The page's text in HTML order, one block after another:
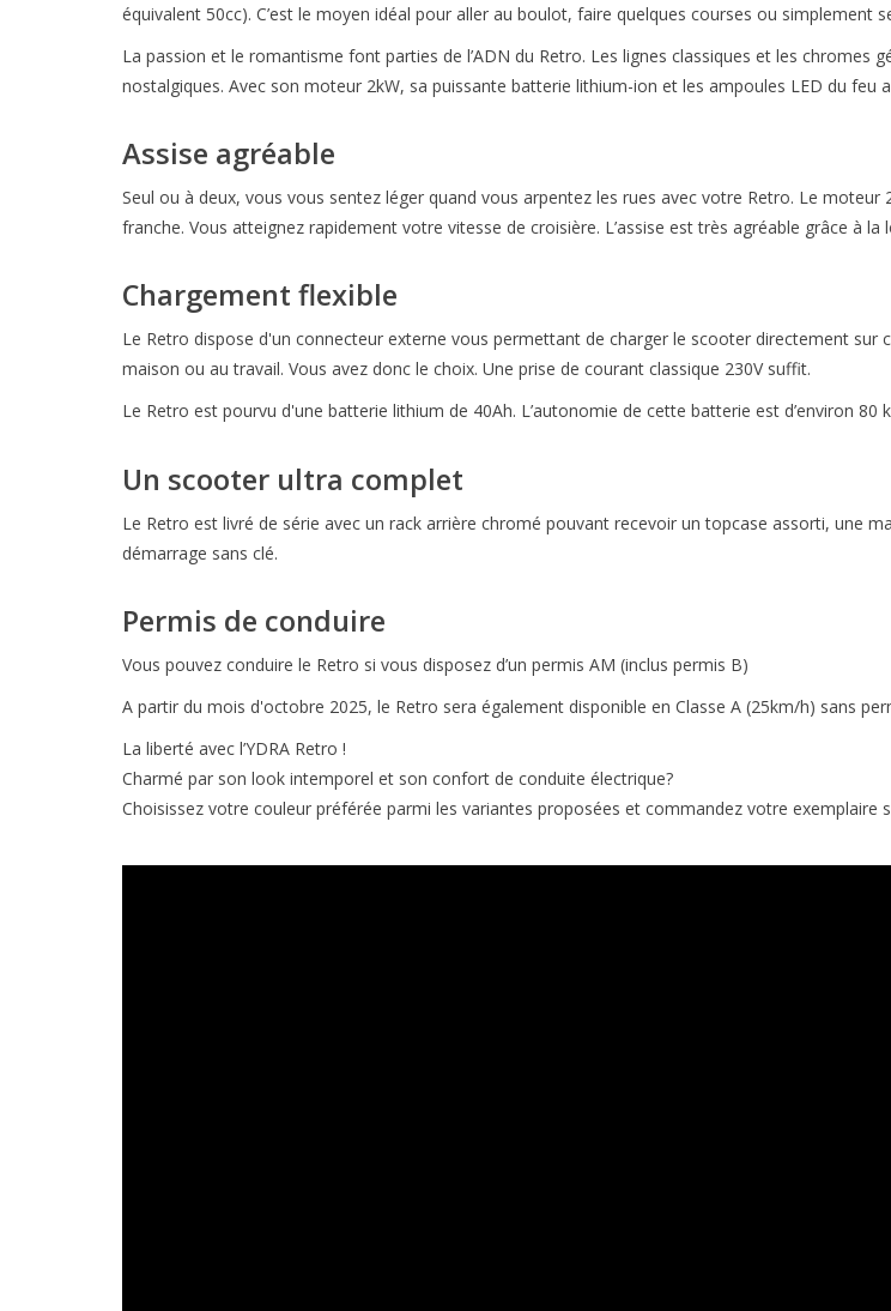
équivalent 50cc). C’est le moyen idéal pour aller au boulot, faire quelques courses ou simplement
La passion et le romantisme font parties de l’ADN du Retro. Les lignes classiques et les chromes
nostalgiques. Avec son moteur 2kW, sa puissante batterie lithium-ion et les ampoules LED du
Assise agréable
Seul ou à deux, vous vous sentez léger quand vous arpentez les rues avec votre Retro. Le
franche. Vous atteignez rapidement votre vitesse de croisière. L’assise est très agréable grâce à
Chargement flexible
Le Retro dispose d'un connecteur externe vous permettant de charger le scooter directement
maison ou au travail. Vous avez donc le choix. Une prise de courant classique 230V suffit.
Le Retro est pourvu d'une batterie lithium de 40Ah. L’autonomie de cette batterie est d’environ 80
Un scooter ultra complet
Le Retro est livré de série avec un rack arrière chromé pouvant recevoir un topcase assorti, une
démarrage sans clé.
Permis de conduire
Vous pouvez conduire le Retro si vous disposez d’un permis AM (inclus permis B)
A partir du mois d'octobre 2025, le Retro sera également disponible en Classe A (25km/h) sans
La liberté avec l’YDRA Retro !
Charmé par son look intemporel et son confort de conduite électrique?
Choisissez votre couleur préférée parmi les variantes proposées et commandez votre exemplaire